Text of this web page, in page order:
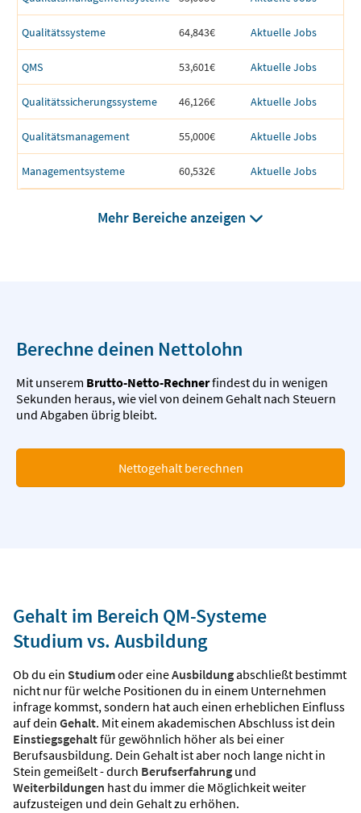
Qualitätssysteme 64,843€ Aktuelle Jobs
QMS 53,601€ Aktuelle Jobs
Qualitätssicherungssysteme 46,126€ Aktuelle Jobs
Qualitätsmanagement 55,000€ Aktuelle Jobs
Managementsysteme 60,532€ Aktuelle Jobs
Mehr Bereiche anzeigen
Berechne deinen Nettolohn
Mit unserem Brutto-Netto-Rechnerfindest du in wenigen
Sekunden heraus, wie viel von deinem Gehalt nach Steuern
und Abgaben übrig bleibt.
Nettogehalt berechnen
Gehalt im Bereich QM-Systeme
Studium vs. Ausbildung
Ob du ein Studiumoder eineAusbildungabschließt bestimmt
nicht nur für welche Positionen du in einem Unternehmen
infrage kommst, sondern hat auch einen erheblichen Einfluss
auf dein Gehalt. Mit einem akademischen Abschluss ist dein
Einstiegsgehaltfür gewöhnlich höher als bei einer
Berufsausbildung. Dein Gehalt ist aber noch lange nicht in
Stein gemeißelt - durch Berufserfahrung und
Weiterbildungen hast du immer die Möglichkeit weiter
aufzusteigen und dein Gehalt zu erhöhen.